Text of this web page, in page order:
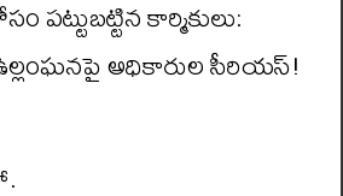
పట్టుబట్టిన కార్మికులు:
అధికారుల సీరియస్!